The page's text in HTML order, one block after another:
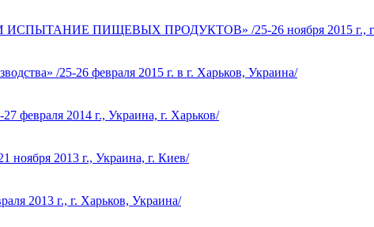
ПИЩЕВЫХ ПРОДУКТОВ» /25-26 ноября 2015 г., г.
/25-26 февраля 2015 г. в г. Харьков, Украина/
февраля 2014 г., Украина, г. Харьков/
ноября 2013 г., Украина, г. Киев/
2013 г., г. Харьков, Украина/